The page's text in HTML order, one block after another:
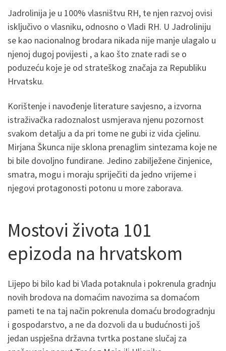
Jadrolinija je u 100% vlasništvu RH, te njen razvoj ovisi
isključivo o vlasniku, odnosno o Vladi RH. U Jadroliniju
se kao nacionalnog brodara nikada nije manje ulagalo u
njenoj dugoj povijesti , a kao što znate radi se o
poduzeću koje je od strateškog značaja za Republiku
Hrvatsku.
Korištenje i navođenje literature savjesno, a izvorna
istraživačka radoznalost usmjerava njenu pozornost
svakom detalju a da pri tome ne gubi iz vida cjelinu.
Mirjana Škunca nije sklona prenaglim sintezama koje ne
bi bile dovoljno fundirane. Jedino zabilježene činjenice,
smatra, mogu i moraju spriječiti da jedno vrijeme i
njegovi protagonosti potonu u more zaborava.
Mostovi života 101
epizoda na hrvatskom
Lijepo bi bilo kad bi Vlada potaknula i pokrenula gradnju
novih brodova na domaćim navozima sa domaćom
pameti te na taj način pokrenula domaću brodogradnju
i gospodarstvo, a ne da dozvoli da u budućnosti još
jedan uspješna državna tvrtka postane slučaj za